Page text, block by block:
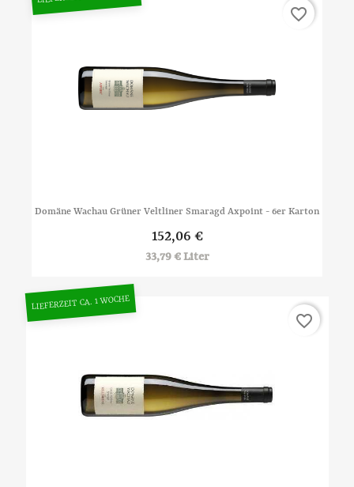
Domäne Wachau Grüner Veltliner Smaragd Axpoint - 6er Karton
152,06 €
33,79 € Liter
favorite_border
LIEFERZEIT CA. 1 WOCHE
favorite_border